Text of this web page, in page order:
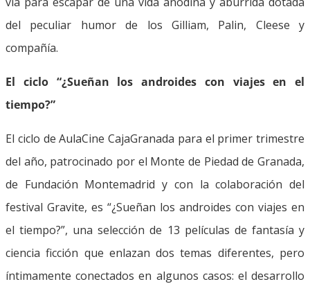
del peculiar humor de los Gilliam, Palin, Cleese y
compañía.
El ciclo “¿Sueñan los androides con viajes en el
tiempo?”
El ciclo de AulaCine CajaGranada para el primer trimestre
del año, patrocinado por el Monte de Piedad de Granada,
de Fundación Montemadrid y con la colaboración del
festival Gravite, es “¿Sueñan los androides con viajes en
el tiempo?”, una selección de 13 películas de fantasía y
ciencia ficción que enlazan dos temas diferentes, pero
íntimamente conectados en algunos casos: el desarrollo